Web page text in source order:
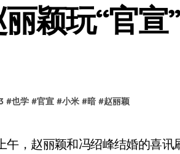
，三折叠屏新风尚，一手掌控未来！
颖玩“官宣
#也学 #官宣 #小米 #暗 #赵丽颖